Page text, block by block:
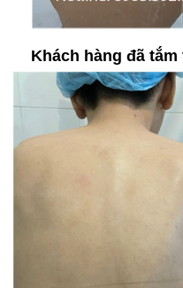
Khách hàng đã